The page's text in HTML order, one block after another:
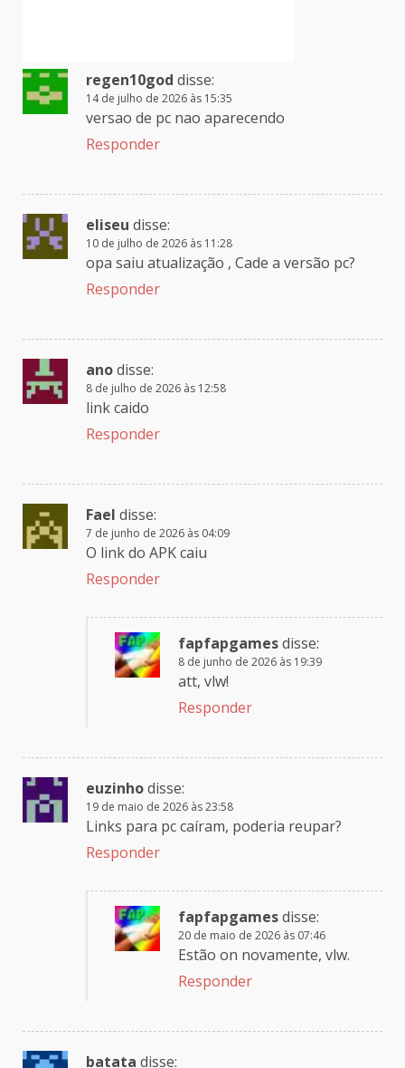
regen10god disse:
14 de julho de 2026 às 15:35
versao de pc nao aparecendo
Responder
eliseu disse:
10 de julho de 2026 às 11:28
opa saiu atualização , Cade a versão pc?
Responder
anodisse:
8 de julho de 2026 às 12:58
link caido
Responder
Fael disse:
7 de junho de 2026 às 04:09
O link do APK caiu
Responder
fapfapgamesdisse:
8 de junho de 2026 às 19:39
att, vlw!
Responder
euzinhodisse:
19 de maio de 2026 às 23:58
Links para pc caíram, poderia reupar?
Responder
fapfapgamesdisse:
20 de maio de 2026 às 07:46
Estão on novamente, vlw.
Responder
batata disse: